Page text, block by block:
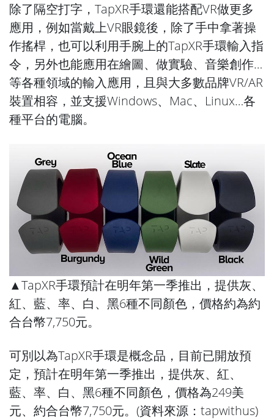
除了隔空打字，TapXR手環還能搭配VR做更多
應用，例如當戴上VR眼鏡後，除了手中拿著操
作搖桿，也可以利用手腕上的TapXR手環輸入指
令，另外也能應用在繪圖、做實驗、音樂創作…
等各種領域的輸入應用，且與大多數品牌VR/AR
裝置相容，並支援Windows、Mac、Linux…各
種平台的電腦。
▲TapXR手環預計在明年第一季推出，提供灰、
紅、藍、率、白、黑6種不同顏色，價格約為約
合台幣7,750元。
可別以為TapXR手環是概念品，目前已開放預
定，預計在明年第一季推出，提供灰、紅、
藍、率、白、黑6種不同顏色，價格為249美
元、約合台幣7,750元。(資料來源： tapwithus)